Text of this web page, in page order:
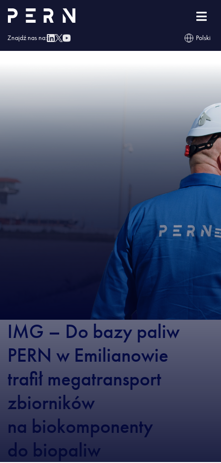
Znajdź nas na: Polski
Strona główna »Do bazy paliw PERN w Emilianowie trafił megatransport
Emilianowie trafił megatransport zbiorników na biokomponenty do biopaliw
IMG – Do bazy paliw
PERN w Emilianowie
trafił megatransport
zbiorników
na biokomponenty
do biopaliw